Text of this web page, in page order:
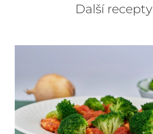
Další recepty